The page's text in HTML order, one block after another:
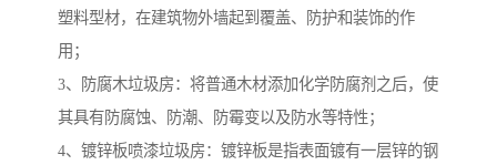
塑料型材，在建筑物外墙起到覆盖、防护和装饰的作
用；
3、防腐木垃圾房：将普通木材添加化学防腐剂之后，使
其具有防腐蚀、防潮、防霉变以及防水等特性；
4、镀锌板喷漆垃圾房：镀锌板是指表面镀有一层锌的钢